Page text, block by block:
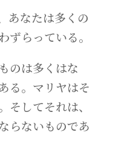
あなたは多くの
ずらっている。
のは多くはな
る。マリヤはそ
そしてそれは、
らないものであ